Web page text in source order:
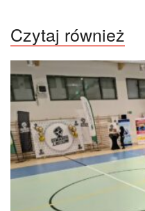
Czytaj również